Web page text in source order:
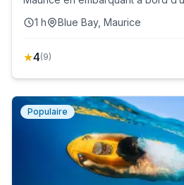
1 h Blue Bay, Maurice
★4(9)
Populaire